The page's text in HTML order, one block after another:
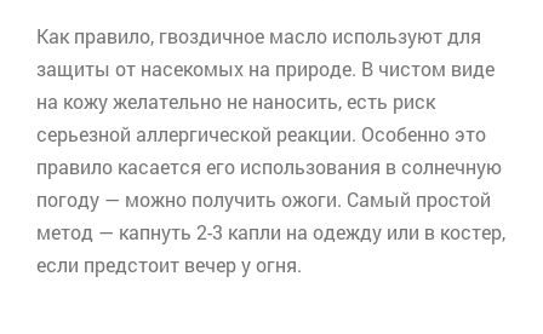
Как правило, гвоздичное масло используют для
защиты от насекомых на природе. В чистом виде
на кожу желательно не наносить, есть риск
серьезной аллергической реакции. Особенно это
правило касается его использования в солнечную
погоду — можно получить ожоги. Самый простой
метод — капнуть 2-3 капли на одежду или в костер,
если предстоит вечер у огня.